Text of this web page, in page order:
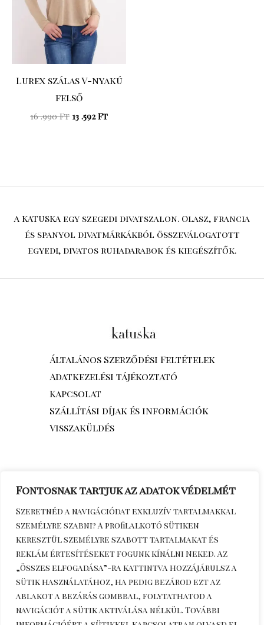
Fontosnak tartjuk az adatok védelmét
Szeretnéd a navigációdat exkluzív tartalmakkal
személyre szabni? A profilalkotó sütiken
keresztül személyre szabott tartalmakat és
reklám értesítéseket fogunk kínálni Neked. Az
„Összes elfogadása”-ra kattintva hozzájárulsz a
sütik használatához, ha pedig bezárod ezt az
ablakot a bezárás gombbal, folytathatod a
navigációt a sütik aktiválása nélkül. További
Lurex szálas V-nyakú
felső
16 .990Ft 13 .592Ft
A KATUSKA egy szegedi divatszalon. Olasz, francia
és spanyol divatmárkákból összeválogatott
egyedi, divatos ruhadarabok és kiegészítők.
Általános Szerződési Feltételek
Adatkezelési tájékoztató
Kapcsolat
Szállítási díjak és információk
Visszaküldés
Érdeklődöm telefonon+36306270964